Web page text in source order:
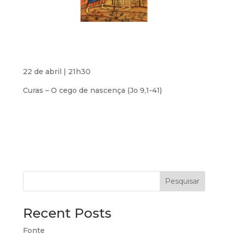
22 de abril | 21h30
Curas – O cego de nascença (Jo 9,1-41)
Pesquisar
Recent Posts
Fonte